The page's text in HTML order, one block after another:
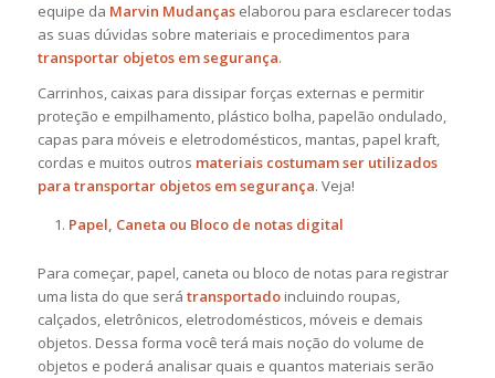
equipe da Marvin Mudançaselaborou para esclarecer todas
as suas dúvidas sobre materiais e procedimentos para
transportar objetos em segurança.
Carrinhos, caixas para dissipar forças externas e permitir
proteção e empilhamento, plástico bolha, papelão ondulado,
capas para móveis e eletrodomésticos, mantas, papel kraft,
cordas e muitos outros materiais costumam ser utilizados
para transportar objetos em segurança. Veja!
Papel, Caneta ou Bloco de notas digital
Para começar, papel, caneta ou bloco de notas para registrar
uma lista do que será transportadoincluindo roupas,
calçados, eletrônicos, eletrodomésticos, móveis e demais
objetos. Dessa forma você terá mais noção do volume de
objetos e poderá analisar quais e quantos materiais serão